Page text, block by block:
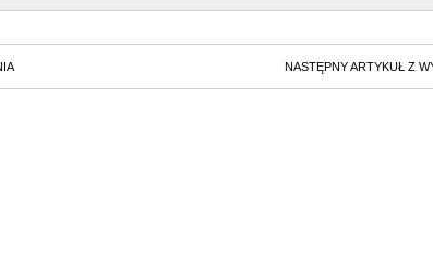
NASTĘPNY ARTYKUŁ Z